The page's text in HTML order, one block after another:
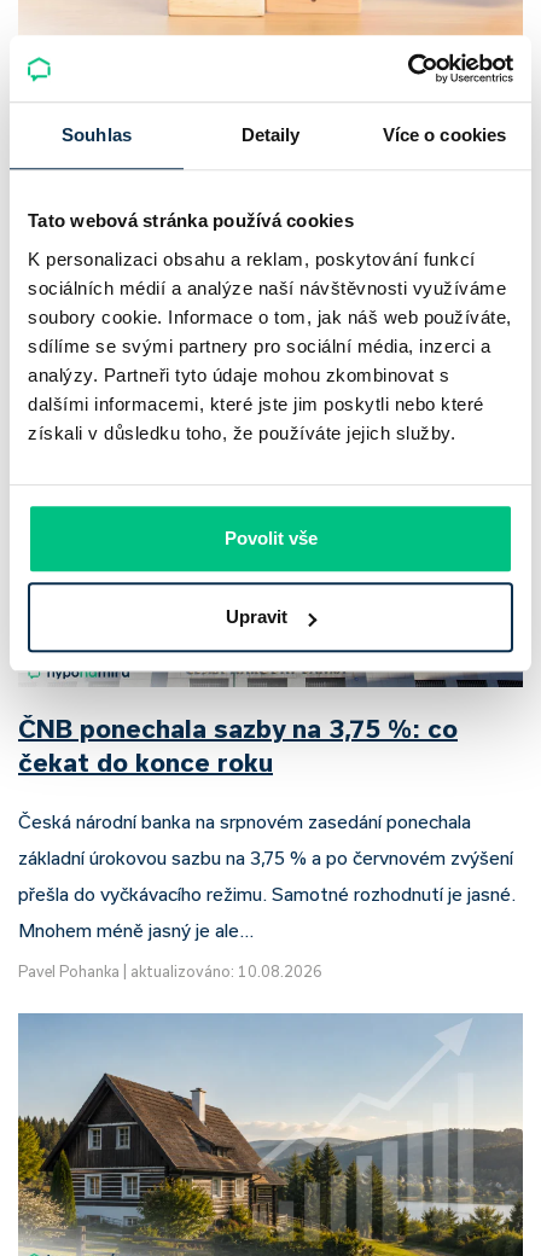
Souhlas Detaily Více o cookies
Tato webová stránka používá cookies
K personalizaci obsahu a reklam, poskytování funkcí
sociálních médií a analýze naší návštěvnosti využíváme
soubory cookie. Informace o tom, jak náš web používáte,
sdílíme se svými partnery pro sociální média, inzerci a
analýzy. Partneři tyto údaje mohou zkombinovat s
dalšími informacemi, které jste jim poskytli nebo které
získali v důsledku toho, že používáte jejich služby.
Povolit vše
Upravit
Srpnový Hypoindex 2026: hypotéky
zdražují už pátý měsíc v řadě
o 0,10 procentního bodu oproti červenci. Zároveň jde už o
pátý meziměsíční růst v…
Pavel Pohanka |aktualizováno: 10.08.2026
5 minut k přečtení
ČNB ponechala sazby na 3,75 %: co
čekat do konce roku
Česká národní banka na srpnovém zasedání ponechala
základní úrokovou sazbu na 3,75 % a po červnovém zvýšení
přešla do vyčkávacího režimu. Samotné rozhodnutí je jasné.
Mnohem méně jasný je ale…
Pavel Pohanka aktualizováno: 10.08.2026